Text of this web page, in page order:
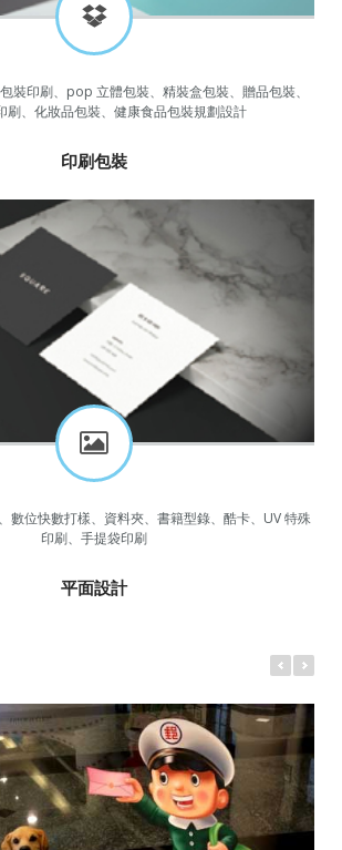
裝印刷、pop 立體包裝、精裝盒包裝、贈品包裝、
刷、化妝品包裝、健康食品包裝規劃設計
印刷包裝
數位快數打樣、資料夾、書籍型錄、酷卡、UV 特殊
印刷、手提袋印刷
平面設計